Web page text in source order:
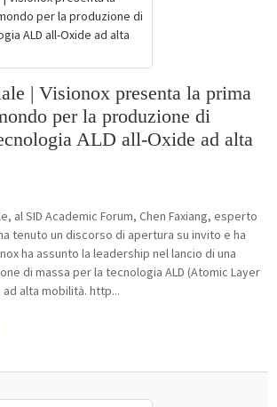
| Visionox presenta la prima
per la produzione di
ALD all-Oxide ad alta
al SID Academic Forum, Chen Faxiang, esperto
tenuto un discorso di apertura su invito e ha
ha assunto la leadership nel lancio di una
di massa per la tecnologia ALD (Atomic Layer
alta mobilità. http...